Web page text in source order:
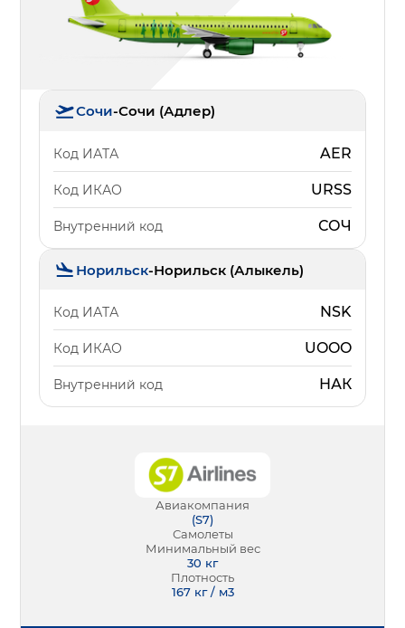
Сочи-Сочи (Адлер)
Код ИАТА AER
Код ИКАО URSS
Внутренний код СОЧ
Норильск-Норильск (Алыкель)
Код ИАТА NSK
Код ИКАО UOOO
Внутренний код НАК
Авиакомпания
(S7)
Самолеты
Минимальный вес
30 кг
Плотность
167 кг / м3